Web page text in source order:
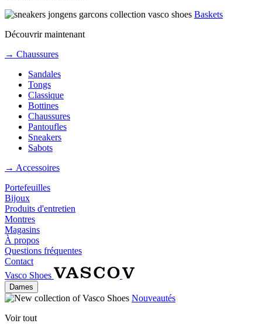
Baskets
Découvrir maintenant
→ Chaussures
Sandales
Tongs
Classique
Bottines
Chaussures
Pantoufles
Sneakers
Sabots
→ Accessoires
Portefeuilles
Bijoux
Produits d'entretien
Montres
Magasins
À propos
Questions fréquentes
Contact
Vasco Shoes
Dames
Nouveautés
Voir tout